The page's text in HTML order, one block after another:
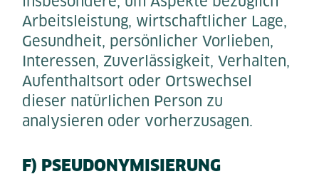
Arbeitsleistung, wirtschaftlicher Lage,
Gesundheit, persönlicher Vorlieben,
Interessen, Zuverlässigkeit, Verhalten,
Aufenthaltsort oder Ortswechsel
dieser natürlichen Person zu
analysieren oder vorherzusagen.
F) PSEUDONYMISIERUNG